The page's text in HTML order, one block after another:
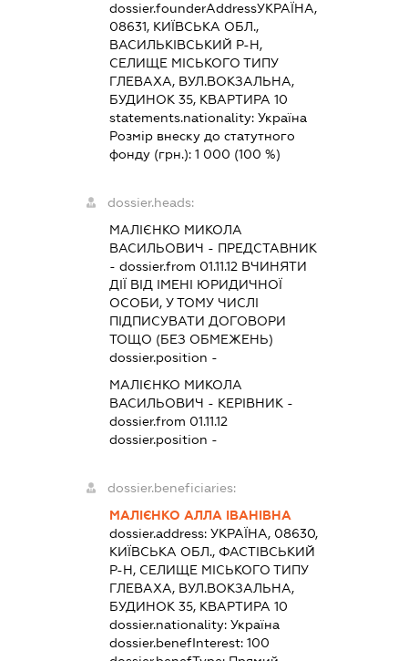
dossier.founderAddressУКРАЇНА,
08631, КИЇВСЬКА ОБЛ.,
ВАСИЛЬКІВСЬКИЙ Р-Н,
СЕЛИЩЕ МІСЬКОГО ТИПУ
ГЛЕВАХА, ВУЛ.ВОКЗАЛЬНА,
БУДИНОК 35, КВАРТИРА 10
statements.nationality:Україна
Розмір внеску до статутного
фонду (грн.):1 000 (100 %)
dossier.heads:
МАЛІЄНКО МИКОЛА
ВАСИЛЬОВИЧ - ПРЕДСТАВНИК
- dossier.from 01.11.12 ВЧИНЯТИ
ДІЇ ВІД ІМЕНІ ЮРИДИЧНОЇ
ОСОБИ, У ТОМУ ЧИСЛІ
ПІДПИСУВАТИ ДОГОВОРИ
ТОЩО (БЕЗ ОБМЕЖЕНЬ)
dossier.position -
МАЛІЄНКО МИКОЛА
ВАСИЛЬОВИЧ - КЕРІВНИК -
dossier.from 01.11.12
dossier.position -
dossier.beneficiaries:
МАЛІЄНКО АЛЛА ІВАНІВНА
dossier.address:УКРАЇНА, 08630,
КИЇВСЬКА ОБЛ., ФАСТІВСЬКИЙ
Р-Н, СЕЛИЩЕ МІСЬКОГО ТИПУ
ГЛЕВАХА, ВУЛ.ВОКЗАЛЬНА,
БУДИНОК 35, КВАРТИРА 10
dossier.nationality:Україна
dossier.benefInterest:100